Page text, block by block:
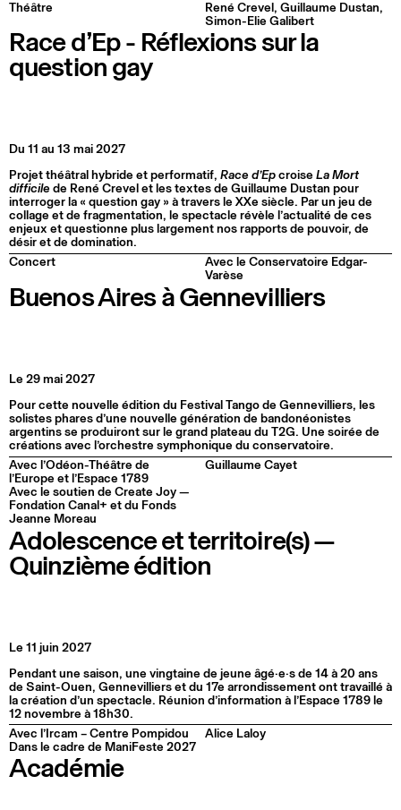
Théâtre
René Crevel, Guillaume Dustan,
Simon-Elie Galibert
Race d’Ep - Réflexions sur la
question gay
Du 11 au 13 mai 2027
Projet théâtral hybride et performatif, Race d’Ep croise La Mort
difficile de René Crevel et les textes de Guillaume Dustan pour
interroger la « question gay » à travers le XXe siècle. Par un jeu de
collage et de fragmentation, le spectacle révèle l’actualité de ces
enjeux et questionne plus largement nos rapports de pouvoir, de
désir et de domination.
Concert
Avec le Conservatoire Edgar-
Varèse
Buenos Aires à Gennevilliers
Le 29 mai 2027
Pour cette nouvelle édition du Festival Tango de Gennevilliers, les
solistes phares d’une nouvelle génération de bandonéonistes
argentins se produiront sur le grand plateau du T2G. Une soirée de
créations avec l’orchestre symphonique du conservatoire.
Avec l’Odéon-Théâtre de
l’Europe et l’Espace 1789
Avec le soutien de Create Joy —
Fondation Canal+ et du Fonds
Jeanne Moreau
Guillaume Cayet
Adolescence et territoire(s) —
Quinzième édition
Le 11 juin 2027
Pendant une saison, une vingtaine de jeune âgé·e·s de 14 à 20 ans
de Saint-Ouen, Gennevilliers et du 17e arrondissement ont travaillé à
la création d’un spectacle. Réunion d’information à l’Espace 1789 le
12 novembre à 18h30.
Avec l’Ircam – Centre Pompidou
Dans le cadre de ManiFeste 2027
Alice Laloy
Académie